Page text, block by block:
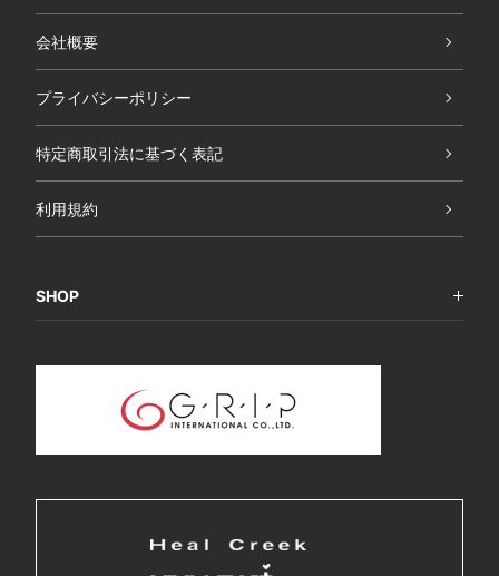
会社概要
プライバシーポリシー
特定商取引法に基づく表記
利用規約
SHOP